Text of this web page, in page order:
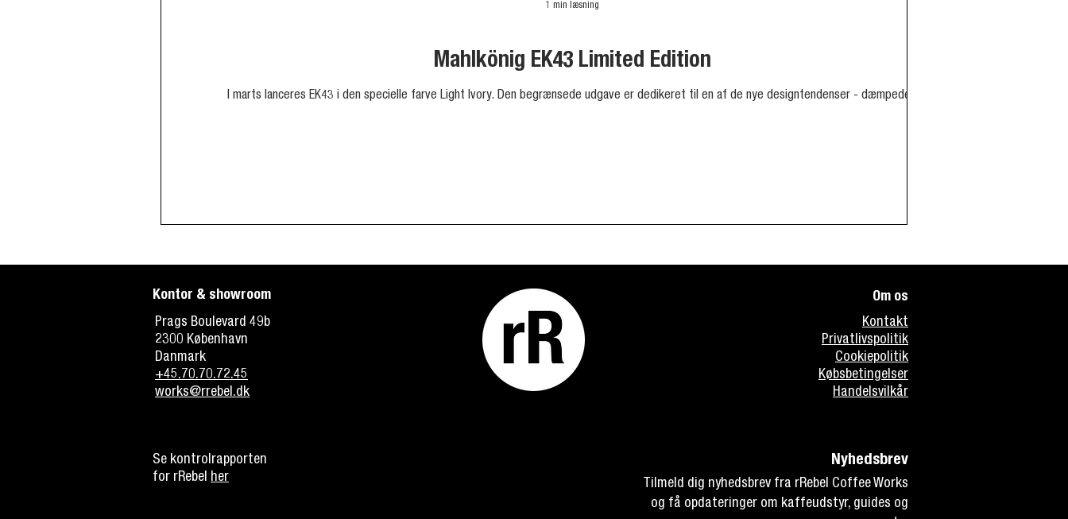
Mahlkönig EK43 Limited Edition
I marts lanceres EK43 i den specielle farve Light Ivory. Den begrænsede udgave er dedikeret til en af ​​de nye designtendenser - dæmpede...
1 min læsning
Kontor & showroom
Prags Boulevard 49b
2300 København
Danmark
+45.70.70.72.45
works@rrebel.dk
Se kontrolrapporten
for rRebel her
Om os
Kontakt
Privatlivspolitik
Cookiepolitik
Købsbetingelser
Handelsvilkår
Nyhedsbrev
Tilmeld dig nyhedsbrev fra rRebel Coffee Works
og få opdateringer om kaffeudstyr, guides og